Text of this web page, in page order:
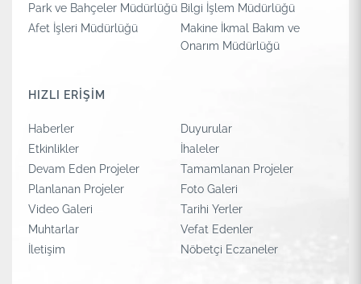
Park ve Bahçeler Müdürlüğü Bilgi İşlem Müdürlüğü
Afet İşleri Müdürlüğü
Makine İkmal Bakım ve
Onarım Müdürlüğü
HIZLI ERİŞİM
Haberler
Duyurular
Etkinlikler
İhaleler
Devam Eden Projeler
Tamamlanan Projeler
Planlanan Projeler
Foto Galeri
Video Galeri
Tarihi Yerler
Muhtarlar
Vefat Edenler
İletişim
Nöbetçi Eczaneler